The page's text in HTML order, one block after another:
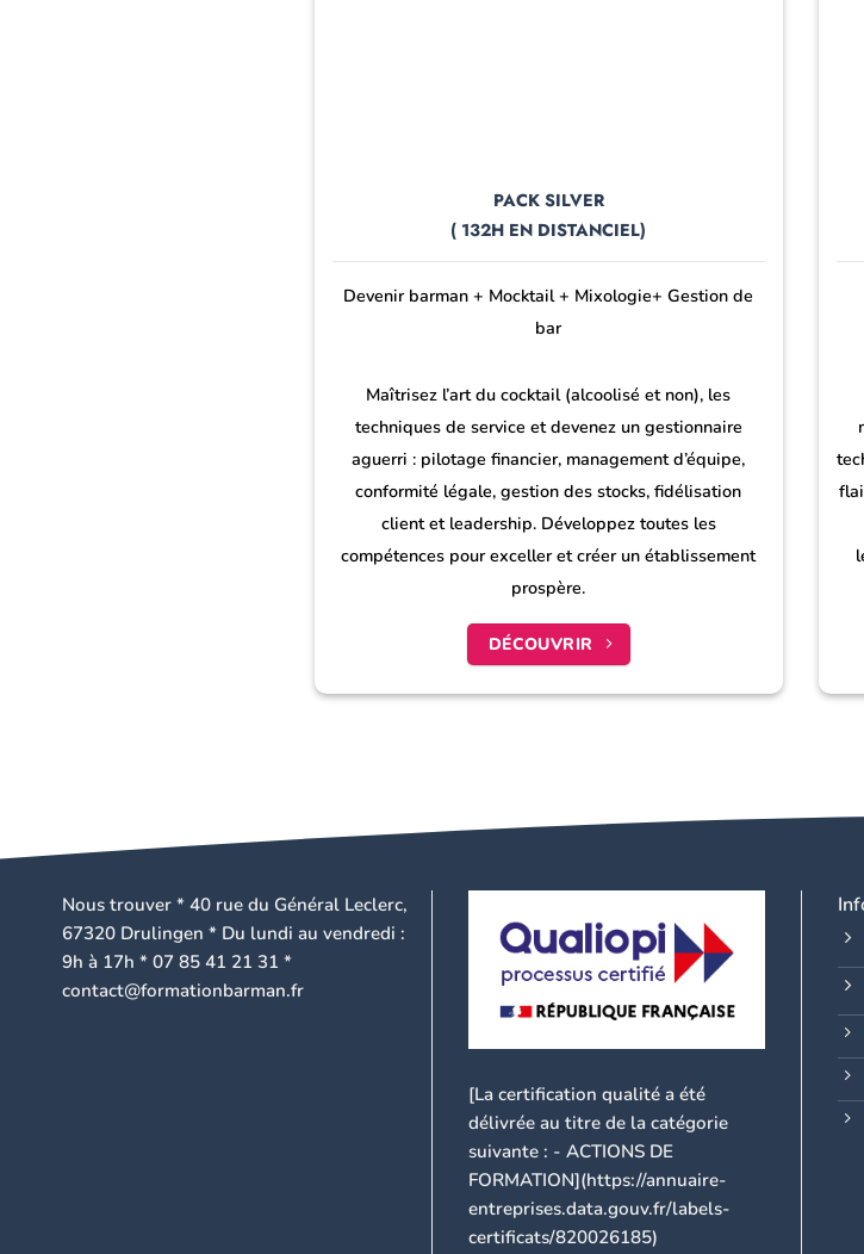
PACK SILVER
( 132H EN DISTANCIEL)
Devenir barman + Mocktail + Mixologie+ Gestion de
bar
Maîtrisez l’art du cocktail (alcoolisé et non), les
techniques de service et devenez un gestionnaire
aguerri : pilotage financier, management d’équipe,
conformité légale, gestion des stocks, fidélisation
client et leadership. Développez toutes les
compétences pour exceller et créer un établissement
prospère.
DÉCOUVRIR
Nous trouver * 40 rue du Général Leclerc,
67320 Drulingen * Du lundi au vendredi :
9h à 17h * 07 85 41 21 31 *
contact@formationbarman.fr
[La certification qualité a été
délivrée au titre de la catégorie
suivante : - ACTIONS DE
FORMATION](https://annuaire-
entreprises.data.gouv.fr/labels-
certificats/820026185)